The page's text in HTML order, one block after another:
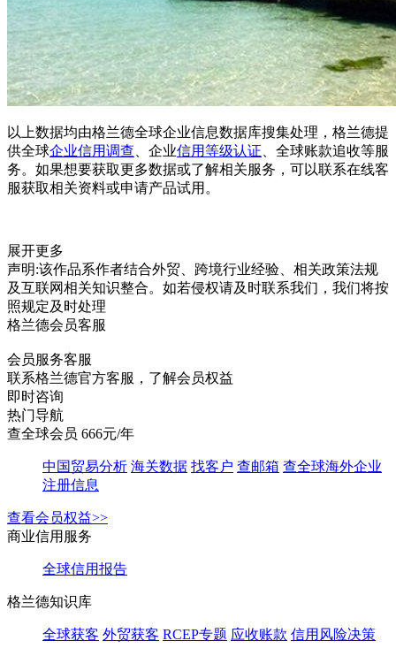
以上数据均由格兰德全球企业信息数据库搜集处理，格兰德提
供全球企业信用调查 、企业信用等级认证 、全球账款追收等服
务。如果想要获取更多数据或了解相关服务，可以联系在线客
服获取相关资料或申请产品试用。
展开更多
声明:该作品系作者结合外贸、跨境行业经验、相关政策法规
及互联网相关知识整合。如若侵权请及时联系我们，我们将按
照规定及时处理
格兰德会员客服
会员服务客服
联系格兰德官方客服，了解会员权益
即时咨询
热门导航
查全球会员 666元/年
中国贸易分析 海关数据 找客户 查邮箱 查全球海外企业
注册信息
查看会员权益>>
商业信用服务
全球信用报告
格兰德知识库
全球获客 外贸获客 RCEP专题 应收账款 信用风险决策